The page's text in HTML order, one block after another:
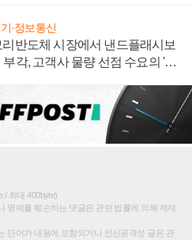
·정보통신
리반도체 시장에서 낸드플래시보
부각, 고객사 물량 선점 수요의 '우
/ 최대 400byte)
명예를 훼손하는 댓글은 관련 법률에 의해 제재
단어가 내용에 포함되거나 인신공격성 글은 관